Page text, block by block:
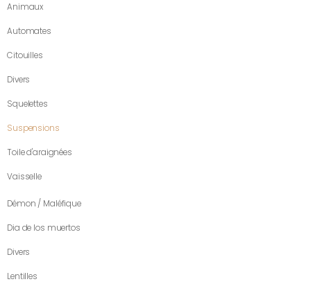
Animaux
Automates
Citouilles
Divers
Squelettes
Suspensions
Toile d'araignées
Vaisselle
Démon / Maléfique
Dia de los muertos
Divers
Lentilles